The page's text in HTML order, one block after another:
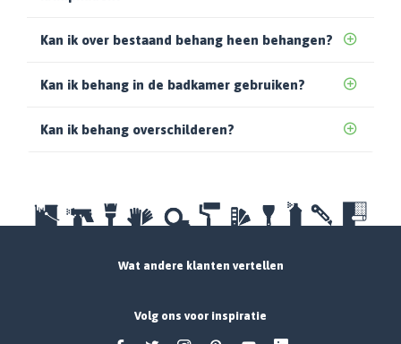
Kan ik over bestaand behang heen behangen?
Kan ik behang in de badkamer gebruiken?
Kan ik behang overschilderen?
Wat andere klanten vertellen
Volg ons voor inspiratie